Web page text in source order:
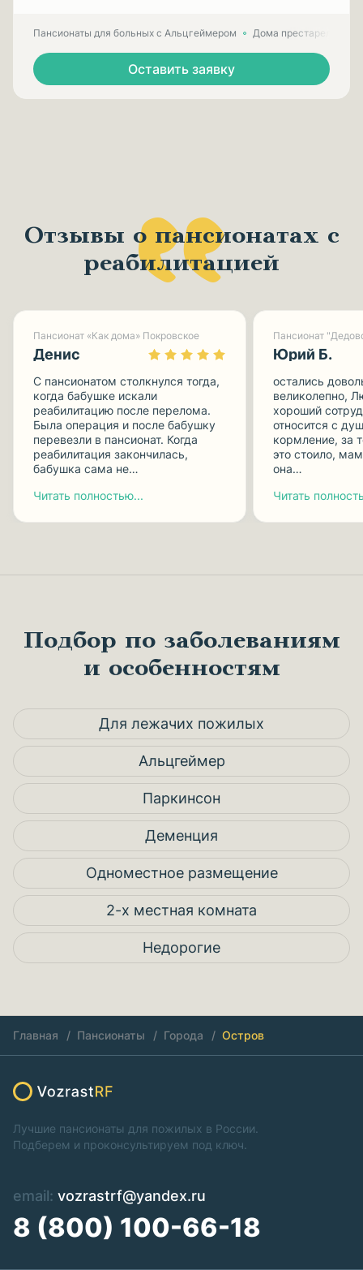
Пансионаты для больных с Альцгеймером Дома престарелых
Оставить заявку
Отзывы о пансионатах с
реабилитацией
Пансионат «Как дома» Покровское
Денис
С пансионатом столкнулся тогда,
когда бабушке искали
реабилитацию после перелома.
Была операция и после бабушку
перевезли в пансионат. Когда
реабилитация закончилась,
бабушка сама не…
Читать полностью...
Пансионат
Юрий Б.
остались
великолепно,
хороший
относится с
кормление, за
это стоило,
она…
Читать
Подбор по заболеваниям
и особенностям
Для лежачих пожилых
Альцгеймер
Паркинсон
Деменция
Одноместное размещение
2-х местная комната
Недорогие
Главная Пансионаты Города Остров
Лучшие пансионаты для пожилых в России.
Подберем и проконсультируем под ключ.
email: vozrastrf@yandex.ru
8 (800) 100-66-18